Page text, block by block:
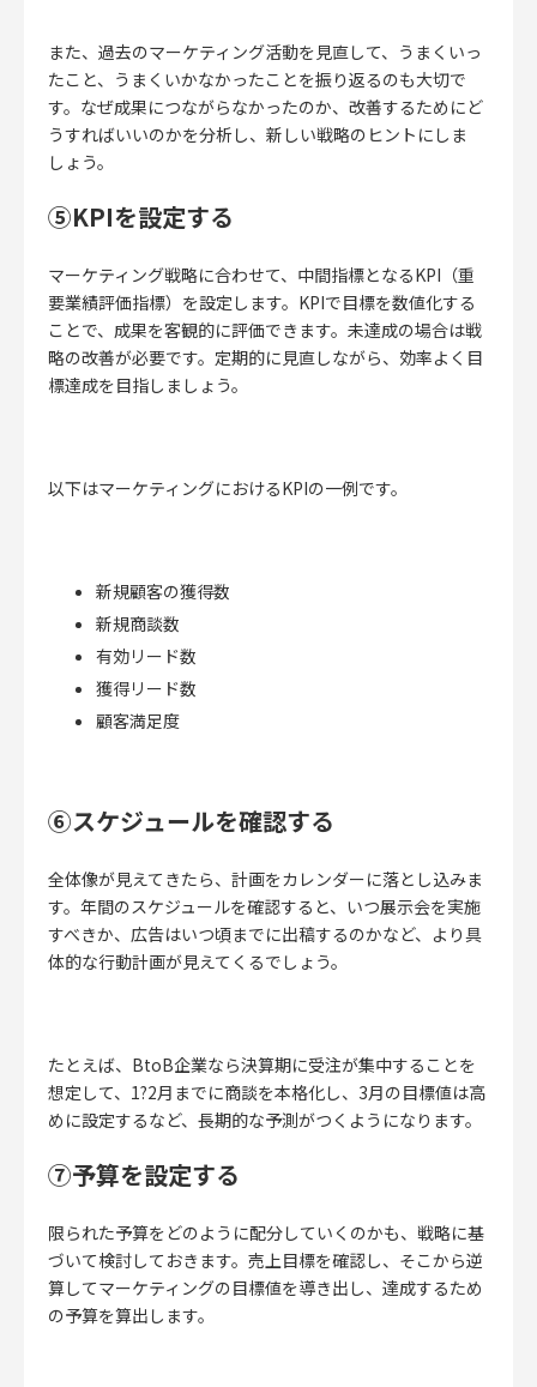
また、過去のマーケティング活動を見直して、うまくいっ
たこと、うまくいかなかったことを振り返るのも大切で
す。なぜ成果につながらなかったのか、改善するためにど
うすればいいのかを分析し、新しい戦略のヒントにしま
しょう。
⑤KPIを設定する
マーケティング戦略に合わせて、中間指標となるKPI（重
要業績評価指標）を設定します。 KPIで目標を数値化する
ことで、成果を客観的に評価できます。 未達成の場合は戦
略の改善が必要です。定期的に見直しながら、効率よく目
標達成を目指しましょう。
以下はマーケティングにおけるKPIの一例です。
新規顧客の獲得数
新規商談数
有効リード数
獲得リード数
顧客満足度
⑥スケジュールを確認する
全体像が見えてきたら、計画をカレンダーに落とし込みま
す。年間のスケジュールを確認すると、いつ展示会を実施
すべきか、広告はいつ頃までに出稿するのかなど、より具
体的な行動計画が見えてくるでしょう。
たとえば、BtoB企業なら決算期に受注が集中することを
想定して、1?2月までに商談を本格化し、3月の目標値は高
めに設定するなど、長期的な予測がつくようになります。
⑦予算を設定する
限られた予算をどのように配分していくのかも、戦略に基
づいて検討しておきます。 売上目標を確認し、そこから逆
算してマーケティングの目標値を導き出し、達成するため
の予算を算出します。